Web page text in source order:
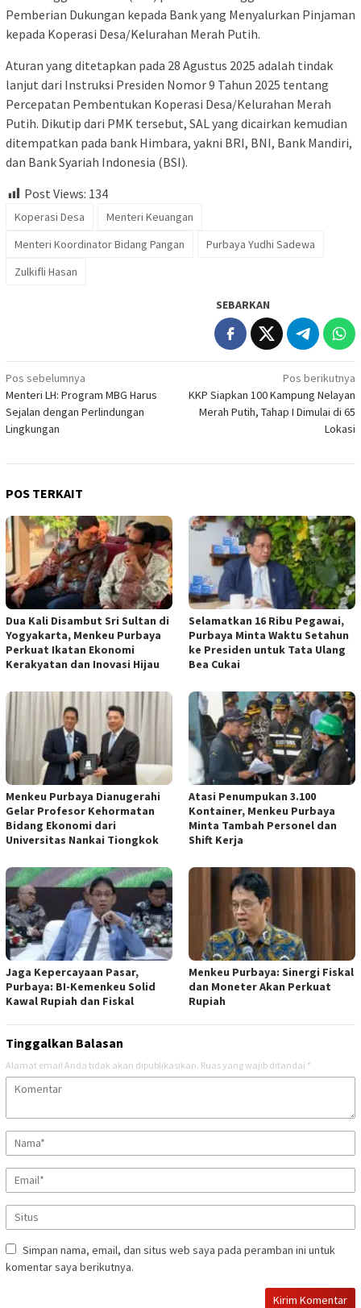
Pemberian Dukungan kepada Bank yang Menyalurkan Pinjaman
kepada Koperasi Desa/Kelurahan Merah Putih.
Aturan yang ditetapkan pada 28 Agustus 2025 adalah tindak
lanjut dari Instruksi Presiden Nomor 9 Tahun 2025 tentang
Percepatan Pembentukan Koperasi Desa/Kelurahan Merah
Putih. Dikutip dari PMK tersebut, SAL yang dicairkan kemudian
ditempatkan pada bank Himbara, yakni BRI, BNI, Bank Mandiri,
dan Bank Syariah Indonesia (BSI).
Post Views: 134
Koperasi Desa
Menteri Keuangan
Menteri Koordinator Bidang Pangan
Purbaya Yudhi Sadewa
Zulkifli Hasan
SEBARKAN
Navigasi
pos
Pos sebelumnya
Menteri LH: Program MBG Harus
Sejalan dengan Perlindungan
Lingkungan
Pos berikutnya
KKP Siapkan 100 Kampung Nelayan
Merah Putih, Tahap I Dimulai di 65
Lokasi
POS TERKAIT
Dua Kali Disambut Sri Sultan di
Yogyakarta, Menkeu Purbaya
Perkuat Ikatan Ekonomi
Kerakyatan dan Inovasi Hijau
​Selamatkan 16 Ribu Pegawai,
Purbaya Minta Waktu Setahun
ke Presiden untuk Tata Ulang
Bea Cukai
Menkeu Purbaya Dianugerahi
Gelar Profesor Kehormatan
Bidang Ekonomi dari
Universitas Nankai Tiongkok
Atasi Penumpukan 3.100
Kontainer, Menkeu Purbaya
Minta Tambah Personel dan
Shift Kerja
Jaga Kepercayaan Pasar,
Purbaya: BI-Kemenkeu Solid
Kawal Rupiah dan Fiskal
Menkeu Purbaya: Sinergi Fiskal
dan Moneter Akan Perkuat
Rupiah
Tinggalkan Balasan
Alamat email Anda tidak akan dipublikasikan. Ruas yang wajib ditandai *
Simpan nama, email, dan situs web saya pada peramban ini untuk
komentar saya berikutnya.